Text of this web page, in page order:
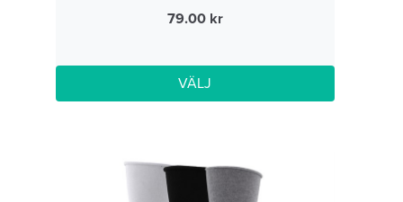
79.00
VÄLJ